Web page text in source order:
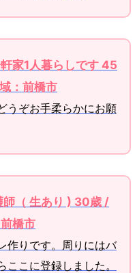
軒家1人暮らしです 45
：前橋市
うぞお手柔らかにお願
師（ 生あり ) 30歳 /
橋市
作りです。周りにはバ
ここに登録しました。